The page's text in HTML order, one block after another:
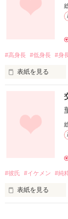
こんな恋愛を夢
そして、そんな
英徳学園に入学
異例の、高校外
#高身長 #低身長 #身
表紙を見る
「どんな偏見？」
学年で1番背が
今でも私がそうだ
#彼氏 #イケメン #純
表紙を見る